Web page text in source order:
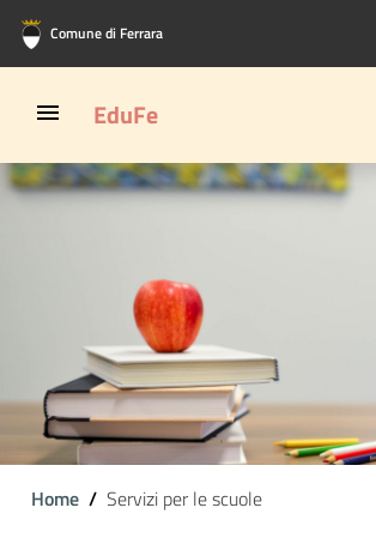
Vai al contenuto principale
Vai al footer
Comune di Ferrara
EduFe
Home Servizi per le scuole